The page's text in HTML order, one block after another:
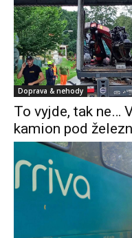
Doprava & nehody
To vyjde, tak ne…
kamion pod